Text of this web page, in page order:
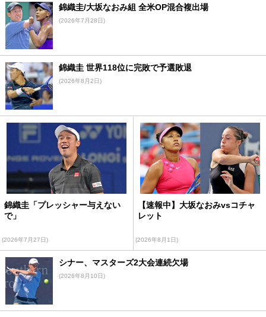
錦織圭/大坂なおみ組 全米OP混合複出場
(2026年7月28日)
錦織圭 世界118位に完敗で予選敗退
(2026年8月2日)
錦織圭「プレッシャー与えない
で」
(2026年7月27日)
【速報中】大坂なおみvsコチャ
レット
(2026年8月1日)
シナー、マスターズ2大会連続欠場
(2026年8月10日)